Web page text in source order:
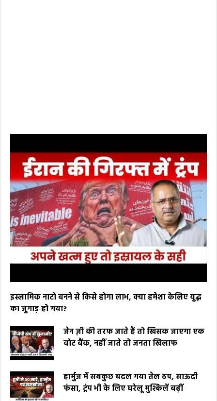
इस्लामिक नाटो बनने से किसे होगा लाभ, क्या हमेशा केलिए युद्ध
का जुगाड़ हो गया?
जेन ज़ी की तरफ जाते हैं तो खिसक जाएगा एक
वोट बैंक, नहीं जाते तो जनता खिलाफ
हार्मुज में सबकुछ बदल गया तेल ठप, साऊदी
फंसा, ट्रंप भी के लिए घरेलू मुश्किलें बढ़ीं